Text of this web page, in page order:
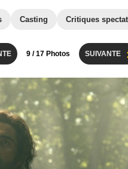
Casting Critiques
9 / 17 Photos SUIVANTE